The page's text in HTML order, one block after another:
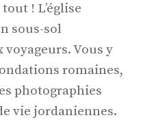
! L’église
sous-sol
Vous y
romaines,
photographies
vie jordaniennes.